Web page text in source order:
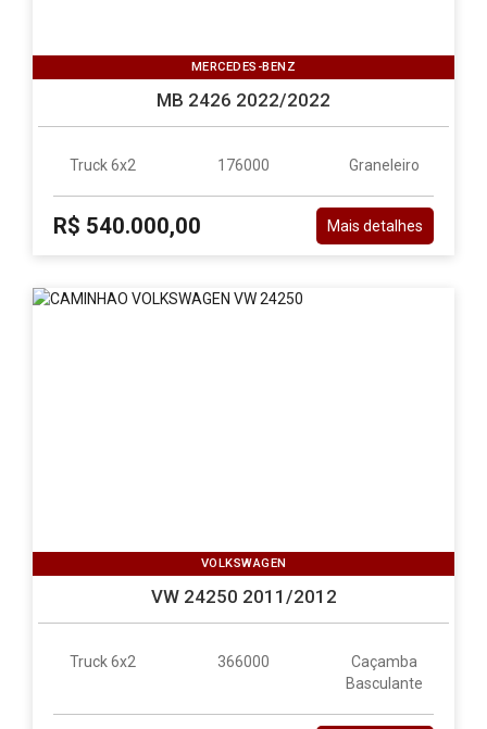
MERCEDES-BENZ
MB 2426 2022/2022
Truck 6x2 176000 Graneleiro
R$ 540.000,00 Mais detalhes
VOLKSWAGEN
VW 24250 2011/2012
Truck 6x2 366000
Caçamba
Basculante